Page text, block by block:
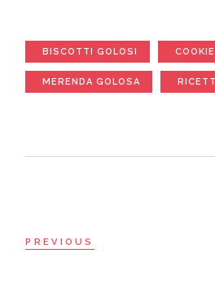
BISCOTTI GOLOSI
MERENDA GOLOSA
PREVIOUS